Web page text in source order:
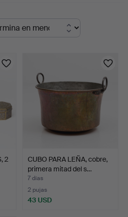
2
CUBO PARA LEÑA, cobre,
primera mitad del s…
7 días
2 pujas
43 USD